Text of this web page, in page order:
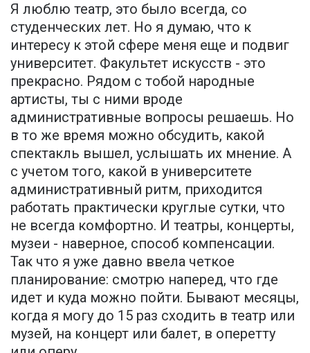
Я люблю театр, это было всегда, со
студенческих лет. Но я думаю, что к
интересу к этой сфере меня еще и подвиг
университет. Факультет искусств - это
прекрасно. Рядом с тобой народные
артисты, ты с ними вроде
административные вопросы решаешь. Но
в то же время можно обсудить, какой
спектакль вышел, услышать их мнение. А
с учетом того, какой в университете
административный ритм, приходится
работать практически круглые сутки, что
не всегда комфортно. И театры, концерты,
музеи - наверное, способ компенсации.
Так что я уже давно ввела четкое
планирование: смотрю наперед, что где
идет и куда можно пойти. Бывают месяцы,
когда я могу до 15 раз сходить в театр или
музей, на концерт или балет, в оперетту